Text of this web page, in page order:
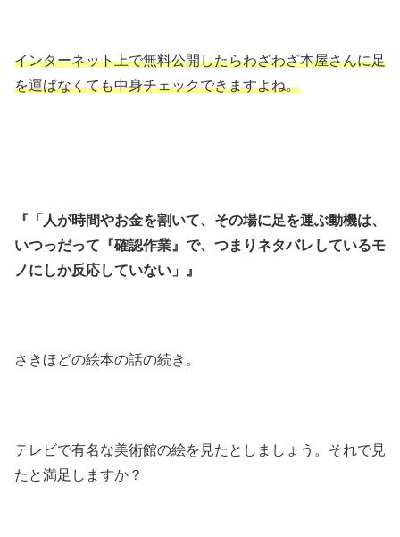
インターネット上で無料公開したらわざわざ本屋さんに足
を運ばなくても中身チェックできますよね。
『「人が時間やお金を割いて、その場に足を運ぶ動機は、
いつっだって『確認作業』で、つまりネタバレしているモ
ノにしか反応していない」』
さきほどの絵本の話の続き。
テレビで有名な美術館の絵を見たとしましょう。それで見
たと満足しますか？